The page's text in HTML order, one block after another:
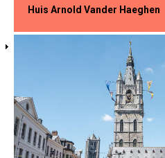
Huis Arnold Vander Haeghen